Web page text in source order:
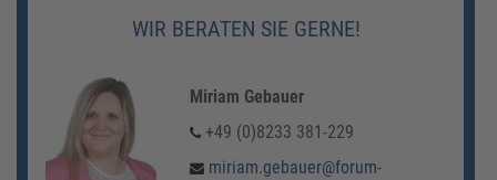
WIR BERATEN SIE GERNE!
Miriam Gebauer
+49 (0)8233 381-229
miriam.gebauer@forum-